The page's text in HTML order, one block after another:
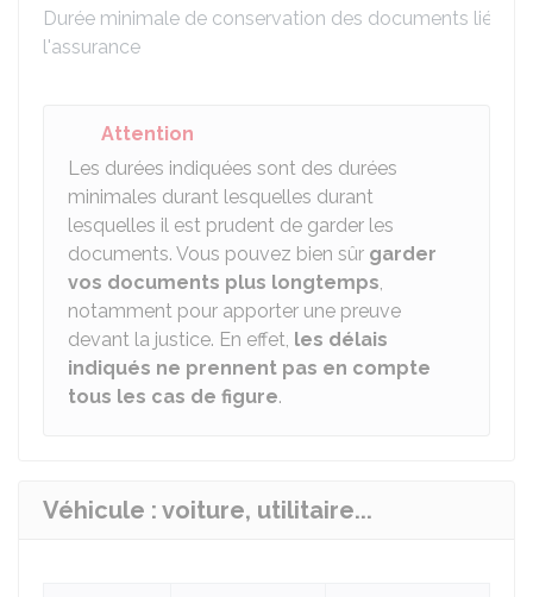
Durée minimale de conservation des documents liés à
l'assurance
Attention
Les durées indiquées sont des durées
minimales durant lesquelles durant
lesquelles il est prudent de garder les
documents. Vous pouvez bien sûr garder
vos documents plus longtemps,
notamment pour apporter une preuve
devant la justice. En effet, les délais
indiqués ne prennent pas en compte
tous les cas de figure.
Véhicule : voiture, utilitaire...